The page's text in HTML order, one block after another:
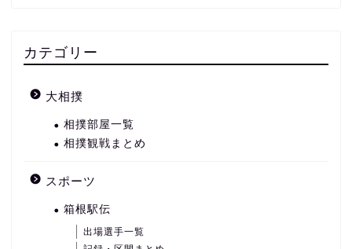
カテゴリー
大相撲
相撲部屋一覧
相撲観戦まとめ
スポーツ
箱根駅伝
出場選手一覧